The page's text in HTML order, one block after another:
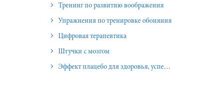
Тренинг по развитию воображения
Упражнения по тренировке обоняния
Цифровая терапевтика
Штучки с мозгом
Эффект плацебо для здоровья, успеха и отношений